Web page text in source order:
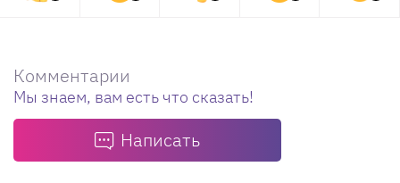
Комментарии
Мы знаем, вам есть что сказать!
Написать